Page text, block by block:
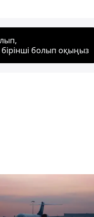
болып оқыңыз